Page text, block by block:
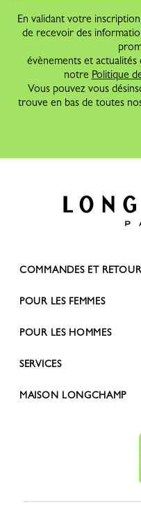
En validant votre
de recevoir des
évènements et
notre Politique
Vous pouvez vous
trouve en bas de toutes
COMMANDES ET
POUR LES FEMMES
POUR LES HOMMES
SERVICES
MAISON LONGCHAMP